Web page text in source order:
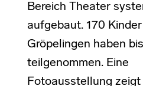
Bereich Theater
aufgebaut. 170
Gröpelingen haben
teilgenommen. Eine
Fotoausstellung zeigt